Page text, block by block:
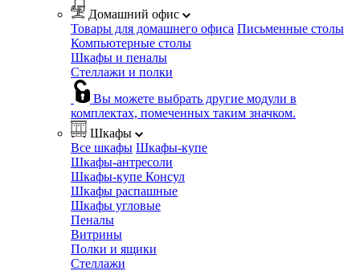
Домашний офис
Товары для домашнего офиса Письменные столы
Компьютерные столы
Шкафы и пеналы
Стеллажи и полки
Вы можете выбрать другие модули в
комплектах, помеченных таким значком.
Шкафы
Все шкафы Шкафы-купе
Шкафы-антресоли
Шкафы-купе Консул
Шкафы распашные
Шкафы угловые
Пеналы
Витрины
Полки и ящики
Стеллажи